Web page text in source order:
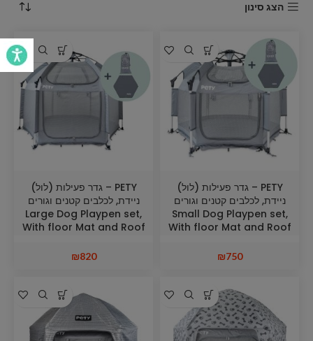
הצג סינון
PETY – גדר פעילות (לול)
ניידת, לכלבים קטנים וגורים
Small Dog Playpen set,
With floor Mat and Roof
₪750
PETY – גדר פעילות (לול)
ניידת, לכלבים קטנים וגורים
Large Dog Playpen set,
With floor Mat and Roof
₪820